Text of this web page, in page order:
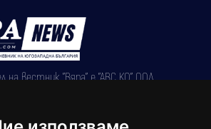
на вестник "Вяра" е "АВС КО" ООД,
година.